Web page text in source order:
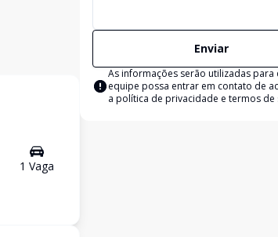
1 Vaga
Enviar
As informações serão utilizadas para
equipe possa entrar em contato de
a política de privacidade e termos de